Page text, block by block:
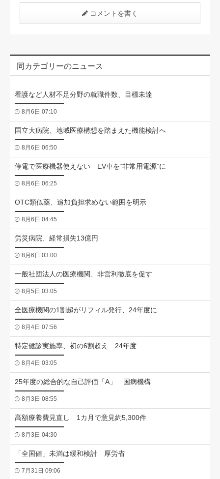
コメントを書く
同カテゴリーのニュース
看護など人材不足分野の就職件数、目標未達
8月6日 07:10
国立大病院、地域医療構想を踏まえた機能検討へ
8月6日 06:50
停電で医療機器使えない EV車を“非常用電源”に
8月6日 06:25
OTC類似薬、追加負担求めない範囲を明示
8月6日 04:45
労災病院、経常損失13億円
8月6日 03:00
一般社団法人の医療機関、非営利徹底を促す
8月5日 03:05
全医療機関の1割超がリフィル発行、24年度に
8月4日 07:56
特定健診実施率、初の6割超え 24年度
8月4日 03:05
25年度の総合的な自己評価「A」 国病機構
8月3日 08:55
高額療養費見直し 1カ月で意見約5,300件
8月3日 04:30
「全国値」未満は緩和検討 厚労省
7月31日 09:06